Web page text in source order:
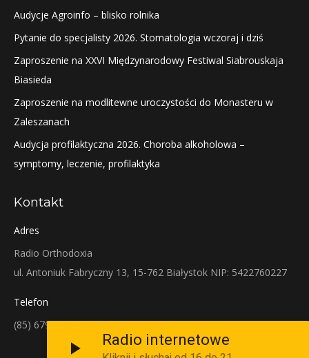
Audycje Agroinfo – blisko rolnika
Pytanie do specjalisty 2026. Stomatologia wczoraj i dziś
Zaproszenie na XXVI Międzynarodowy Festiwal Siabrouskaja
Biasieda
Zaproszenie na modlitewne uroczystości do Monasteru w
Zaleszanach
Audycja profilaktyczna 2026. Choroba alkoholowa –
symptomy, leczenie, profilaktyka
Kontakt
Adres
Radio Orthodoxia
ul. Antoniuk Fabryczny 13, 15-762 Białystok NIP: 5422760227
Telefon
(85) 679-38-38
Radio internetowe